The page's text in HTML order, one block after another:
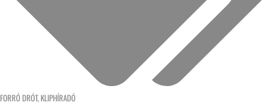
FORRÓ DRÓT, KLIPHÍRADÓ